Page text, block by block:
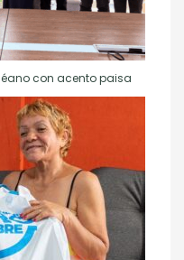
con acento paisa